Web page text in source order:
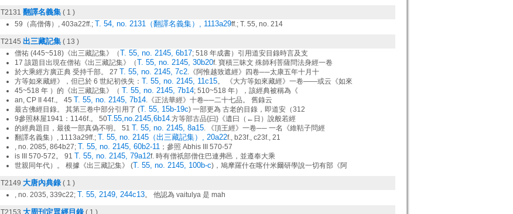
T2131 翻譯名義集( 1 )
59（高僧傳）, 403a22ff.; T. 54, no. 2131（翻譯名義集）, 1113a29ff.; T. 55, no. 214
T2145 出三藏記集( 13 )
僧祐 (445~518)《出三藏記集》（T. 55, no. 2145, 6b17; 518 年成書）引用道安目錄時言及支
17 該題目出現在僧祐《出三藏記集》（T. 55, no. 2145, 30b20f. 寶積三昧文 殊師利菩薩問法身經一卷
於大乘經方廣正典 受持千部。 27 T. 55, no. 2145, 7c2.《阿惟越致遮經》四卷──太康五年十月十
方等如來藏經》，但已於 6 世紀初佚失： T. 55, no. 2145, 11c15。 《大方等如來藏經》一卷――或云《如來
45~518 年 ）的《出三藏記集》（ T. 55, no. 2145, 7b14; 510~518 年），該經典被稱為《
an, CP II 44f.。 45 T. 55, no. 2145, 7b14.《正法華經》十卷──二十七品。 舊錄云
最古佛經目錄。 其第三卷中部分引用了 (T. 55, 15b-19c) 一部更為 古老的目錄，即道安（312
9參照林屋1941：1146f.。 50T.55,no.2145,6b14.方等部古品{曰}《遺曰（←日）說般若經
的經典題目，最後一部真偽不明。 51 T. 55, no. 2145, 8a15. 《頂王經》一卷── 一名《維鞊子問經
翻譯名義集）, 1113a29ff.; T. 55, no. 2145（出三藏記集）, 20a22f., b23f., c23f., 21
, no. 2085, 864b27; T. 55, no. 2145, 60b2-11；參照 Abhis III 570-57
is III 570-572。 91 T. 55, no. 2145, 79a12f. 時有僧祇部僧住巴連弗邑，並遵奉大乘
世親同年代）。 根據《出三藏記集》 (T. 55, no. 2145, 100b-c)，鳩摩羅什在喀什米爾研學說一切有部《阿
T2149 大唐內典錄( 1 )
, no. 2035, 339c22; T. 55, 2149, 244c13。 他認為 vaitulya 是 mah
大周刊定眾經目錄